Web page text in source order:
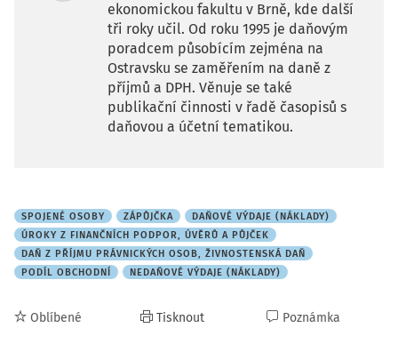
ekonomickou fakultu v Brně, kde další
tři roky učil. Od roku 1995 je daňovým
poradcem působícím zejména na
Ostravsku se zaměřením na daně z
příjmů a DPH. Věnuje se také
publikační činnosti v řadě časopisů s
daňovou a účetní tematikou.
SPOJENÉ OSOBY ZÁPŮJČKA
DAŇOVÉ VÝDAJE (NÁKLADY)
ÚROKY Z FINANČNÍCH PODPOR, ÚVĚRŮ A PŮJČEK
DAŇ Z PŘÍJMU PRÁVNICKÝCH OSOB, ŽIVNOSTENSKÁ DAŇ
PODÍL OBCHODNÍ
NEDAŇOVÉ VÝDAJE (NÁKLADY)
Oblíbené Tisknout Poznámka